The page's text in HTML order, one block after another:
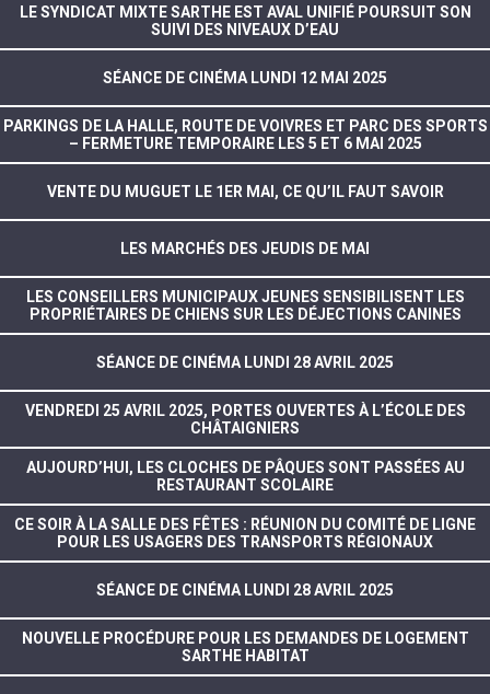
LE SYNDICAT MIXTE SARTHE EST AVAL UNIFIÉ POURSUIT SON
SUIVI DES NIVEAUX D’EAU
SÉANCE DE CINÉMA LUNDI 12 MAI 2025
PARKINGS DE LA HALLE, ROUTE DE VOIVRES ET PARC DES SPORTS
– FERMETURE TEMPORAIRE LES 5 ET 6 MAI 2025
VENTE DU MUGUET LE 1ER MAI, CE QU’IL FAUT SAVOIR
LES MARCHÉS DES JEUDIS DE MAI
LES CONSEILLERS MUNICIPAUX JEUNES SENSIBILISENT LES
PROPRIÉTAIRES DE CHIENS SUR LES DÉJECTIONS CANINES
SÉANCE DE CINÉMA LUNDI 28 AVRIL 2025
VENDREDI 25 AVRIL 2025, PORTES OUVERTES À L’ÉCOLE DES
CHÂTAIGNIERS
AUJOURD’HUI, LES CLOCHES DE PÂQUES SONT PASSÉES AU
RESTAURANT SCOLAIRE
CE SOIR À LA SALLE DES FÊTES : RÉUNION DU COMITÉ DE LIGNE
POUR LES USAGERS DES TRANSPORTS RÉGIONAUX
SÉANCE DE CINÉMA LUNDI 28 AVRIL 2025
NOUVELLE PROCÉDURE POUR LES DEMANDES DE LOGEMENT
SARTHE HABITAT